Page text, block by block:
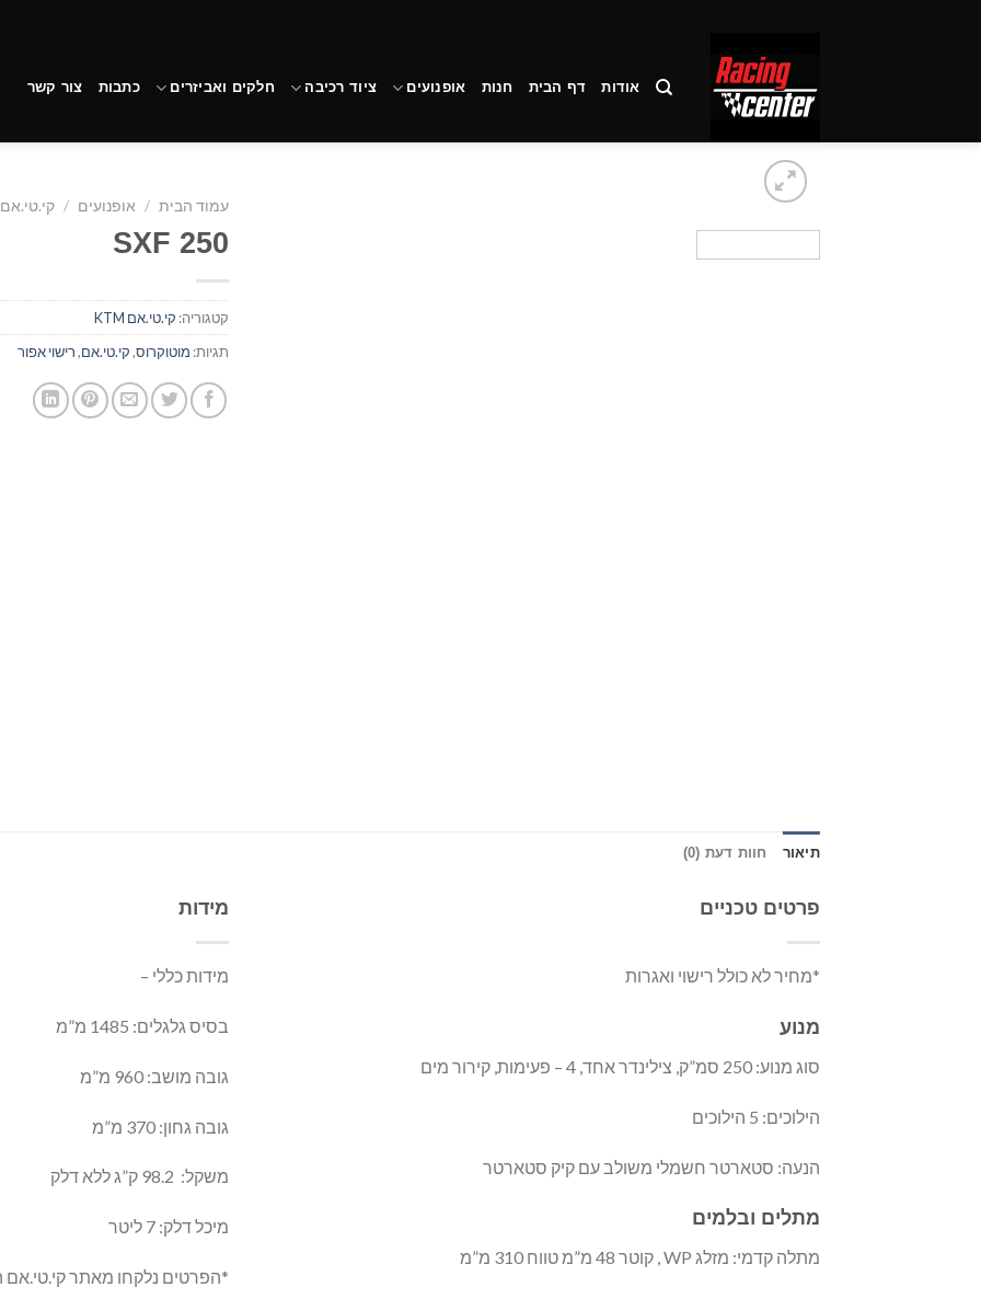
אודות דף הבית חנות אופנועים ציוד רכיבה חלקים ואביזרים כתבות צור קשר
עמוד הבית / אופנועים / קי.טי.אם KTM
SXF 250
קטגוריה: קי.טי.אם KTM
תגיות: מוטוקרוס,קי.טי.אם,רישוי אפור
תיאור חוות דעת (0)
פרטים טכניים
*מחיר לא כולל רישוי ואגרות
מנוע
סוג מנוע: 250 סמ”ק, צילינדר אחד, 4 – פעימות, קירור מים
הילוכים: 5 הילוכים
הנעה: סטארטר חשמלי משולב עם קיק סטארטר
מתלים ובלמים
מתלה קדמי: מזלג WP , קוטר 48 מ”מ טווח 310 מ”מ
מידות
מידות כללי –
בסיס גלגלים: 1485 מ”מ
גובה מושב: 960 מ”מ
גובה גחון: 370 מ”מ
משקל: 98.2 ק”ג ללא דלק
מיכל דלק: 7 ליטר
*הפרטים נלקחו מאתר קי.טי.אם